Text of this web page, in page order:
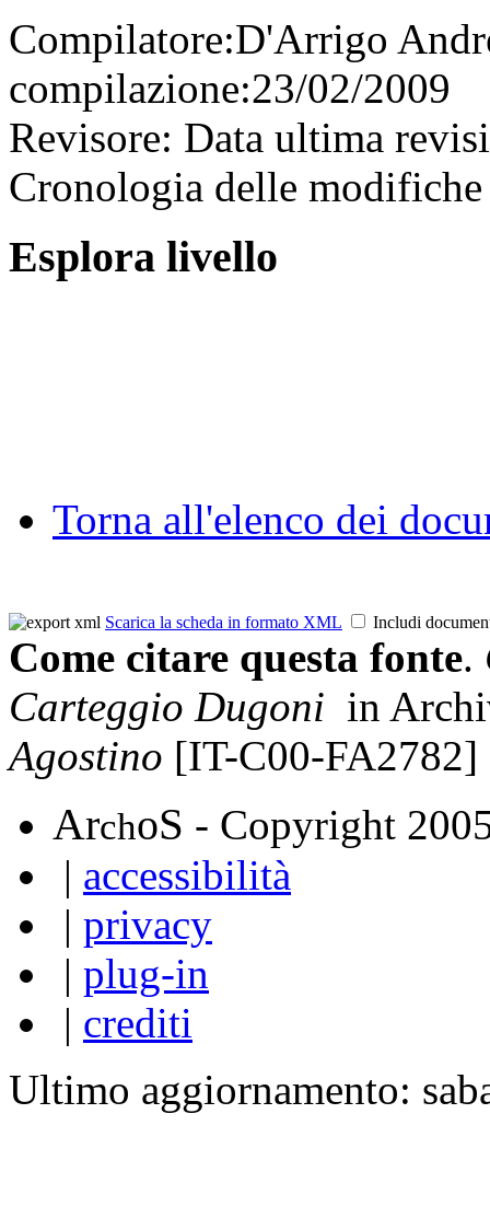
Compilatore:D'Arrigo
compilazione:23/02/2009
Revisore: Data ultima
Cronologia delle
Esplora livello
Torna all'elenco dei
Scarica la scheda in formato XML Includi
Come citare questa fonte.
Carteggio Dugoni in
Agostino [IT-C00-FA2782]
ArchoS - Copyright
| accessibilità
| privacy
| plug-in
| crediti
Ultimo aggiornamento: